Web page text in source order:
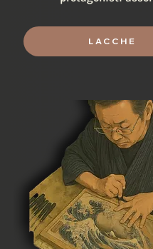
LACCHE